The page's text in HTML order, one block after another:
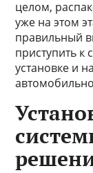
целом,
уже на этом
правильный
приступить к
установке и